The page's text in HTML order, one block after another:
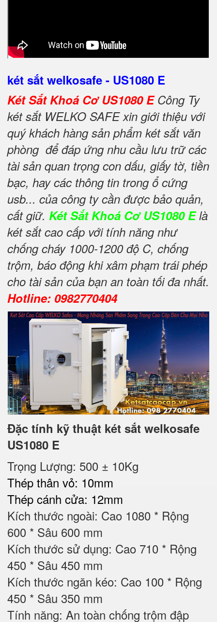
két sắt welkosafe - US1080 E
Két Sắt Khoá Cơ US1080 ECông Ty
két sắt WELKO SAFE xin giới thiệu với
quý khách hàng sản phẩm két sắt văn
phòng để đáp ứng nhu cầu lưu trữ các
tài sản quan trọng con dấu, giấy tờ, tiền
bạc, hay các thông tin trong ổ cứng
usb... của công ty cần được bảo quản,
cất giữ. Két Sắt Khoá Cơ US1080 Elà
két sắt cao cấp với tính năng như
chống cháy 1000-1200 độ C, chống
trộm, báo động khi xâm phạm trái phép
cho tài sản của bạn an toàn tối đa nhất.
Hotline: 0982770404
Đặc tính kỹ thuật két sắt welkosafe
US1080 E
Trọng Lượng: 500 ± 10Kg
Thép thân vỏ: 10mm
Thép cánh cửa: 12mm
Kích thước ngoài: Cao 1080 * Rộng
600 * Sâu 600 mm
Kích thước sử dụng: Cao 710 * Rộng
450 * Sâu 450 mm
Kích thước ngăn kéo: Cao 100 * Rộng
450 * Sâu 350 mm
Tính năng: An toàn chống trộm đập